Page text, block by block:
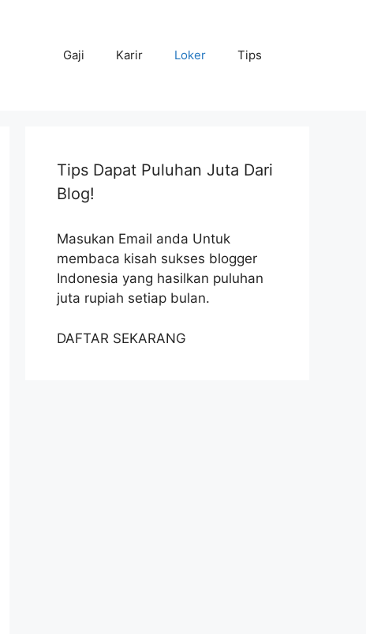
Gaji Karir Loker Tips
Tips Dapat Puluhan Juta Dari
Blog!
Masukan Email anda Untuk
membaca kisah sukses blogger
Indonesia yang hasilkan puluhan
juta rupiah setiap bulan.
DAFTAR SEKARANG